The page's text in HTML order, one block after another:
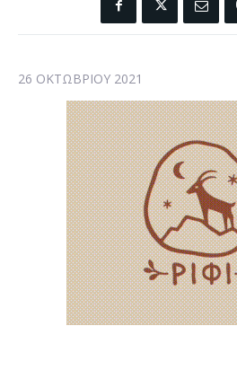
26 ΟΚΤΩΒΡΊΟΥ 2021